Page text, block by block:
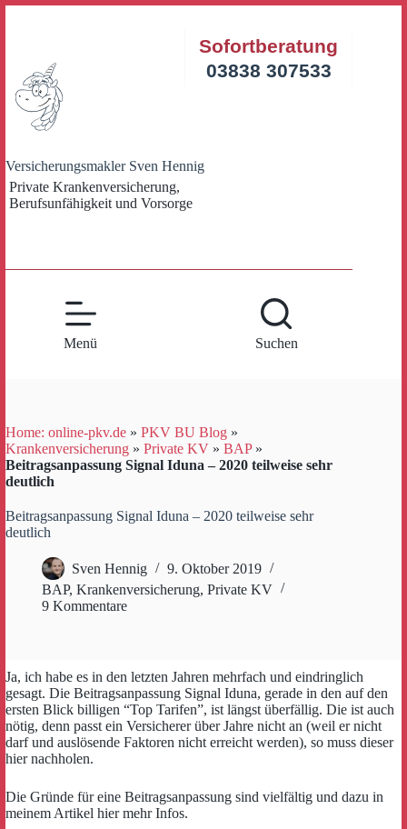
Versicherungsmakler Sven Hennig
Private Krankenversicherung,
Berufsunfähigkeit und Vorsorge
Sofortberatung
03838 307533
Menü Suchen
Home: online-pkv.de » PKV BU Blog »
Krankenversicherung » Private KV » BAP»
Beitragsanpassung Signal Iduna – 2020 teilweise sehr
deutlich
Beitragsanpassung Signal Iduna – 2020 teilweise sehr
deutlich
Sven Hennig
9. Oktober 2019
BAP, Krankenversicherung, Private KV
9 Kommentare
Ja, ich habe es in den letzten Jahren mehrfach und eindringlich
gesagt. Die Beitragsanpassung Signal Iduna, gerade in den auf den
ersten Blick billigen “Top Tarifen”, ist längst überfällig. Die ist auch
nötig, denn passt ein Versicherer über Jahre nicht an (weil er nicht
darf und auslösende Faktoren nicht erreicht werden), so muss dieser
hier nachholen.
Die Gründe für eine Beitragsanpassung sind vielfältig und dazu in
meinem Artikel hier mehr Infos.